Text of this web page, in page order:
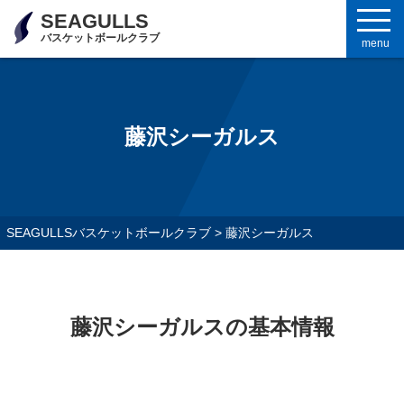
SEAGULLS
バスケットボールクラブ menu
藤沢シーガルス
SEAGULLSバスケットボールクラブ> 藤沢シーガルス
藤沢シーガルスの基本情報